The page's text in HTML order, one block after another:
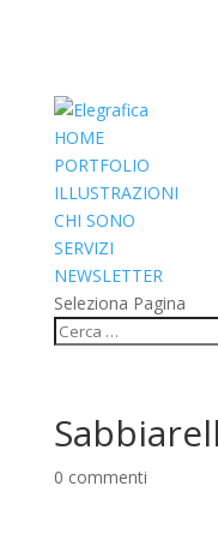
HOME
PORTFOLIO
ILLUSTRAZIONI
CHI SONO
SERVIZI
NEWSLETTER
Seleziona Pagina
0 commenti